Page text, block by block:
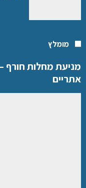
מומלץ
אתריים